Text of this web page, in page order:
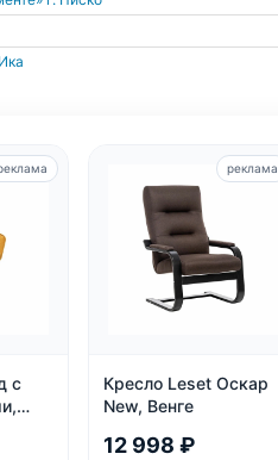
с
Кресло Leset Оскар
New, Венге
12 998 ₽
реклама